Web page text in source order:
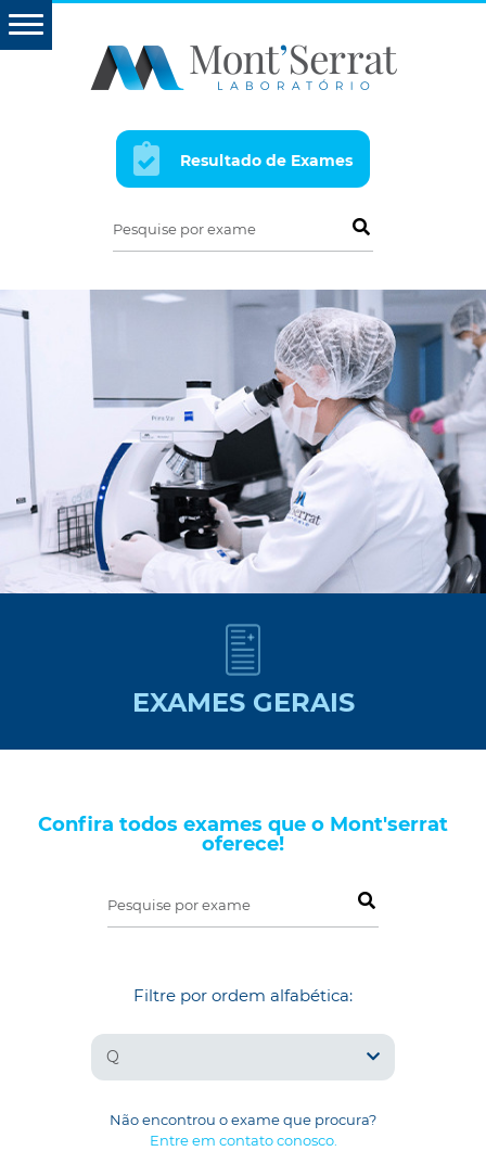
Resultado de Exames
Pesquise por exame
EXAMES GERAIS
Confira todos exames que o Mont'serrat
oferece!
Pesquise por exame
Filtre por ordem alfabética:
Q
Não encontrou o exame que procura?
Entre em contato conosco.